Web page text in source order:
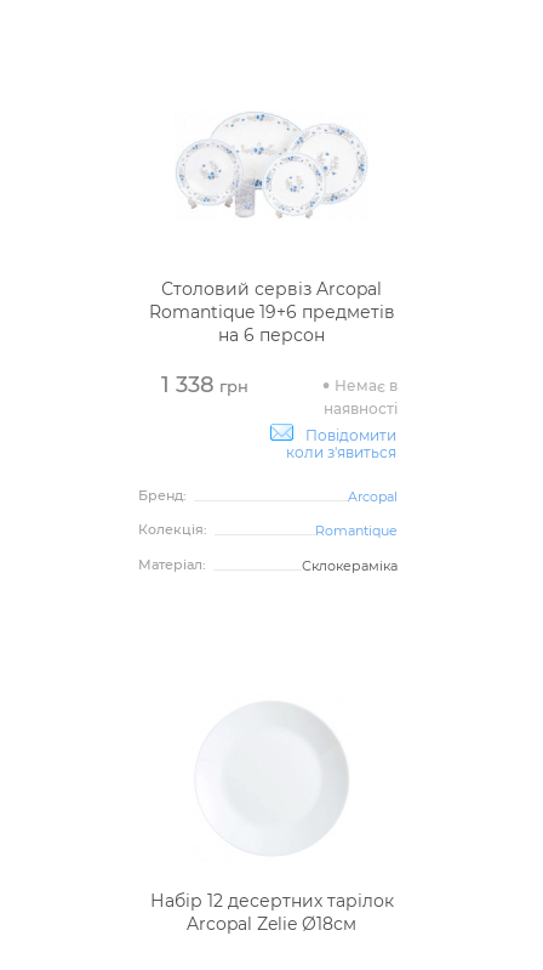
Столовий сервіз Arcopal
Romantique 19+6 предметів
на 6 персон
1 338 грн
Немає в
наявності
Повідомити
коли з'явиться
Бренд:
Arcopal
Колекція:
Romantique
Матеріал:
Склокераміка
Набір 12 десертних тарілок
Arcopal Zelie Ø18см